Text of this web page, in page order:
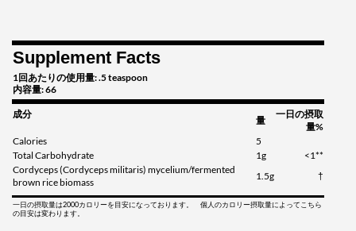
Supplement Facts
1回あたりの使用量: .5 teaspoon
内容量: 66
成分
量
一日の摂取
量%
Calories
5
Total Carbohydrate
1g
<1**
Cordyceps (Cordyceps militaris) mycelium/fermented
brown rice biomass
1.5g †
一日の摂取量は2000カロリーを目安になっております。 個人のカロリー摂取量によってこちら
の目安は変わります。